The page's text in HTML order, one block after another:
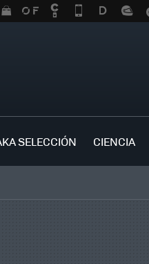
SELECCIÓN CIENCIA